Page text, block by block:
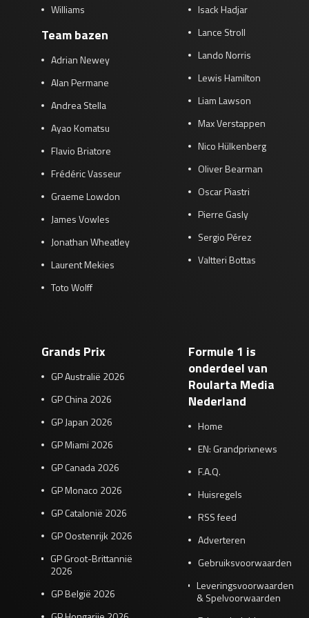
Williams
Team bazen
Adrian Newey
Alan Permane
Andrea Stella
Ayao Komatsu
Flavio Briatore
Frédéric Vasseur
Graeme Lowdon
James Vowles
Jonathan Wheatley
Laurent Mekies
Toto Wolff
Isack Hadjar
Lance Stroll
Lando Norris
Lewis Hamilton
Liam Lawson
Max Verstappen
Nico Hülkenberg
Oliver Bearman
Oscar Piastri
Pierre Gasly
Sergio Pérez
Valtteri Bottas
Grands Prix
GP Australië 2026
GP China 2026
GP Japan 2026
GP Miami 2026
GP Canada 2026
GP Monaco 2026
GP Catalonië 2026
GP Oostenrijk 2026
GP Groot-Brittannië
2026
GP België 2026
Formule 1 is
onderdeel van
Roularta Media
Nederland
Home
EN: Grandprixnews
F.A.Q.
Huisregels
RSS feed
Adverteren
Gebruiksvoorwaarden
Leveringsvoorwaarden
& Spelvoorwaarden